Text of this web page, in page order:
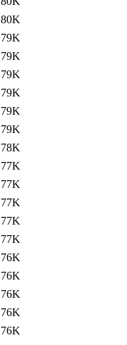
80K
79K
79K
79K
79K
79K
79K
78K
77K
77K
77K
77K
77K
76K
76K
76K
76K
76K